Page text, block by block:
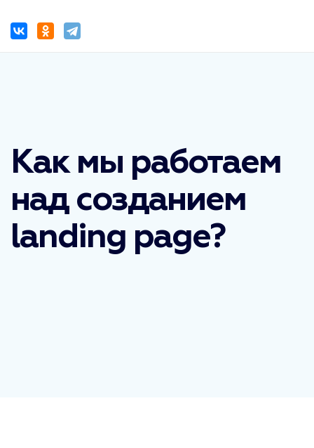
Как мы работаем
над созданием
landing page?